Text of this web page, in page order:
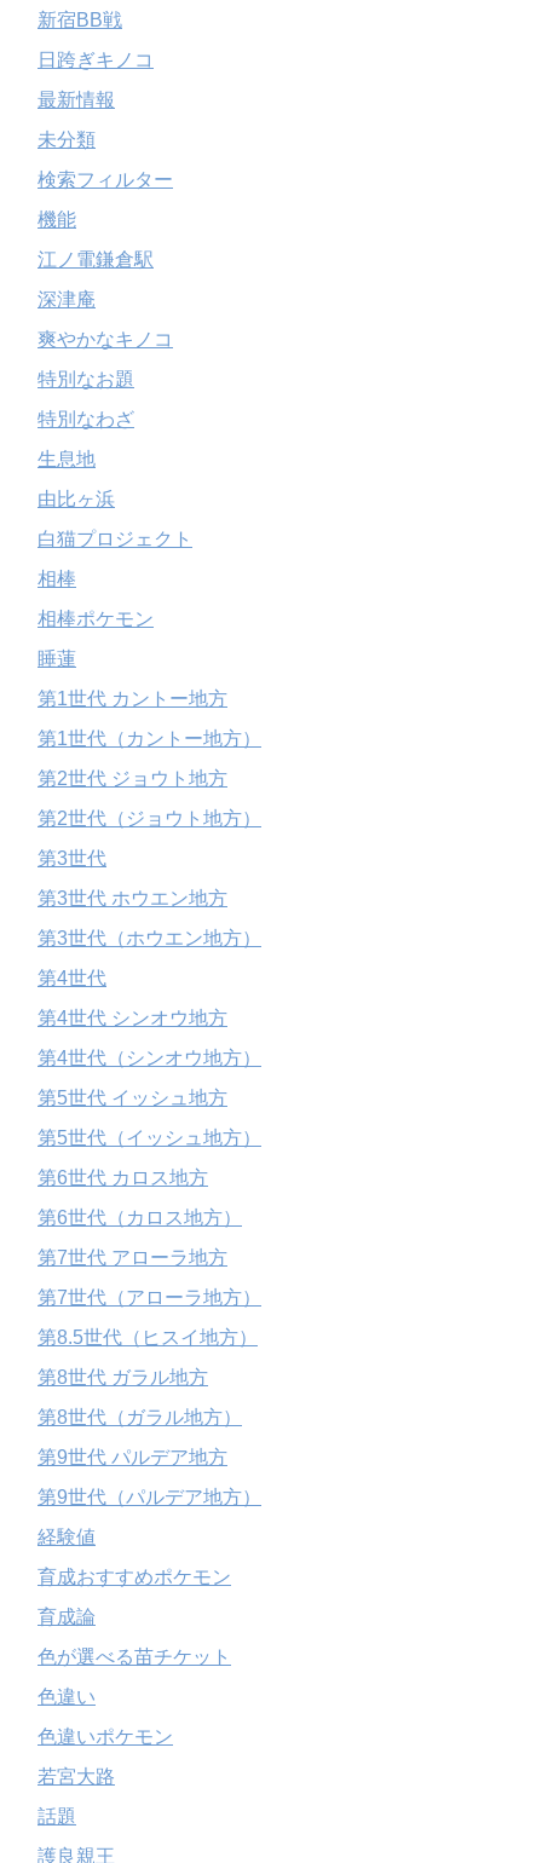
新宿BB戦
日跨ぎキノコ
最新情報
未分類
検索フィルター
機能
江ノ電鎌倉駅
深津庵
爽やかなキノコ
特別なお題
特別なわざ
生息地
由比ヶ浜
白猫プロジェクト
相棒
相棒ポケモン
睡蓮
第1世代 カントー地方
第1世代（カントー地方）
第2世代 ジョウト地方
第2世代（ジョウト地方）
第3世代
第3世代 ホウエン地方
第3世代（ホウエン地方）
第4世代
第4世代 シンオウ地方
第4世代（シンオウ地方）
第5世代 イッシュ地方
第5世代（イッシュ地方）
第6世代 カロス地方
第6世代（カロス地方）
第7世代 アローラ地方
第7世代（アローラ地方）
第8.5世代（ヒスイ地方）
第8世代 ガラル地方
第8世代（ガラル地方）
第9世代 パルデア地方
第9世代（パルデア地方）
経験値
育成おすすめポケモン
育成論
色が選べる苗チケット
色違い
色違いポケモン
若宮大路
話題
護良親王